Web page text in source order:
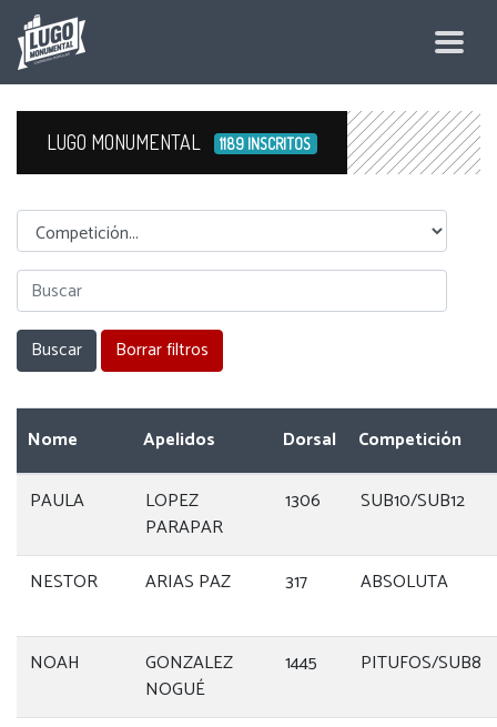
LUGO MONUMENTAL 1189 INSCRITOS
Competicion
Nome Apelidos Dorsal Competición
PAULA
LOPEZ
PARAPAR
1306 SUB10/SUB12
NESTOR ARIAS PAZ 317 ABSOLUTA
NOAH
GONZALEZ
NOGUÉ
1445 PITUFOS/SUB8